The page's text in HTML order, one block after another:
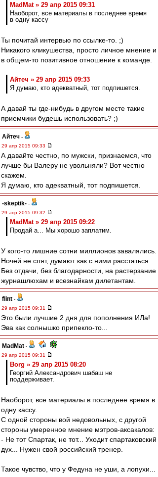
MadMat » 29 апр 2015 09:31
Наоборот, все материалы в последнее время
в одну кассу
Ты почитай интервью по ссылке-то. ;)
Никакого кликушества, просто личное мнение и
в общем-то позитивное отношение к команде.
Айтеч » 29 апр 2015 09:33
Я думаю, кто адекватный, тот подпишется.
А давай ты где-нибудь в другом месте такие
приемчики будешь использовать? ;)
Айтеч -
29 апр 2015 09:33
А давайте честно, по мужски, признаемся, что
лучше бы Валеру не увольняли? Вот честно
скажем.
Я думаю, кто адекватный, тот подпишется.
-skeptik- -
29 апр 2015 09:32
MadMat » 29 апр 2015 09:22
Продай а... Мы хорошо заплатим.
У кого-то лишние сотни миллионов завалялись.
Ночей не спят, думают как с ними расстаться.
Без отдачи, без благодарности, на растерзание
журнашлюхам и всезнайкам дилетантам.
flint -
29 апр 2015 09:31
Это были лучшие 2 дня для пополнения ИЛа!
Эва как солнышко припекло-то...
MadMat -
29 апр 2015 09:31
Borg » 29 апр 2015 08:20
Георгий Александрович шабаш не
поддерживает.
Наоборот, все материалы в последнее время в
одну кассу.
С одной стороны вой недовольных, с другой
стороны умеренное мнение мэтров-аксакалов:
- Не тот Спартак, не тот... Уходит спартаковский
дух... Нужен свой российский тренер.
Такое чувство, что у Федуна не уши, а лопухи...